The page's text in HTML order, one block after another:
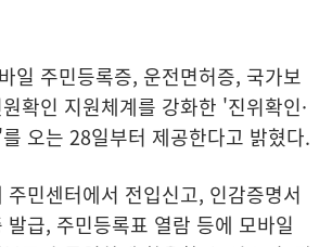
일 주민등록증, 운전면허증, 국가보
확인 지원체계를 강화한 '진위확인·
오는 28일부터 제공한다고 밝혔다.
주민센터에서 전입신고, 인감증명서
발급, 주민등록표 열람 등에 모바일